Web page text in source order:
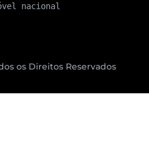
nacional
os Direitos Reservados